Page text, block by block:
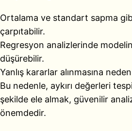
Ortalama ve standart sapma
çarpıtabilir.
Regresyon analizlerinde
düşürebilir.
Yanlış kararlar alınmasına
Bu nedenle, aykırı değerleri
şekilde ele almak, güvenilir
önemdedir.